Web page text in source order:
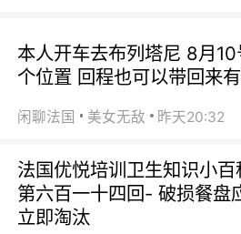
本人开车去布列塔尼 8月
个位置 回程也可以带回来
闲聊法国 美女无敌 昨天20:32
法国优悦培训卫生知识小百
第六百一十四回- 破损餐盘
立即淘汰